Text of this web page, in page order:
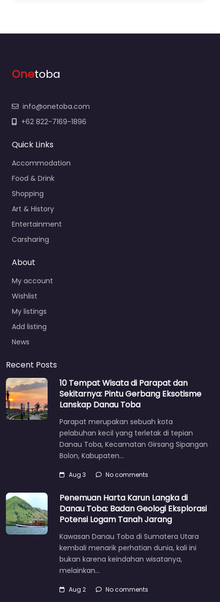
Onetoba
info@onetoba.com
+62 822-7169-1896
Quick Links
Accommodation
Food & Drink
Shopping
Art & History
Entertainment
Carsharing
About
My account
Wishlist
My listings
Add listing
News
Recent Posts
10 Tempat Wisata di Parapat dan
Sekitarnya: Pintu Gerbang Eksotisme
Lanskap Danau Toba
Parapat merupakan sebuah kota
pelabuhan kecil yang terletak di tepian
Danau Toba, Kecamatan Girsang Sipangan
Bolon, Kabupaten…
Aug 3 No comments
Penemuan Harta Karun Langka di
Danau Toba: Badan Geologi Eksplorasi
Potensi Logam Tanah Jarang
Kawasan Danau Toba di Sumatera Utara
kembali menarik perhatian dunia, kali ini
bukan karena keindahan wisatanya,
melainkan…
Aug 2 No comments